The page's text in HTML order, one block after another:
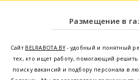
Размещение в
Сайт BELRABOTA.BY- удобный и понятный
тех, кто ищет работу, помогающий
поиску вакансий и подбору персонала в